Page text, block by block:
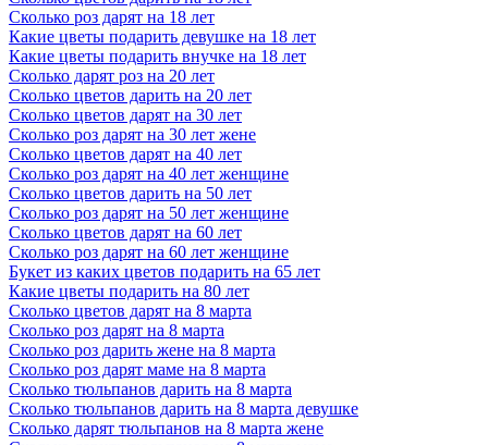
Сколько роз дарят на 18 лет
Какие цветы подарить девушке на 18 лет
Какие цветы подарить внучке на 18 лет
Сколько дарят роз на 20 лет
Сколько цветов дарить на 20 лет
Сколько цветов дарят на 30 лет
Сколько роз дарят на 30 лет жене
Сколько цветов дарят на 40 лет
Сколько роз дарят на 40 лет женщине
Сколько цветов дарить на 50 лет
Сколько роз дарят на 50 лет женщине
Сколько цветов дарят на 60 лет
Сколько роз дарят на 60 лет женщине
Букет из каких цветов подарить на 65 лет
Какие цветы подарить на 80 лет
Сколько цветов дарят на 8 марта
Сколько роз дарят на 8 марта
Сколько роз дарить жене на 8 марта
Сколько роз дарят маме на 8 марта
Сколько тюльпанов дарить на 8 марта
Сколько тюльпанов дарить на 8 марта девушке
Сколько дарят тюльпанов на 8 марта жене
красный гиацинт способен выразить многогранную и яр-кую
палитру любовных чувств — от только зарождающейся страсти
до прощальной нежности. Гиацинты желтого оттенка
символизируют ревность, обиду или недоумение. Синие
гиацинты в знак уважения, преданности и благодарности за
прожитые счастливые годы дарили друг другу супруги.
Прекрасный ароматный букет из гиацинтов не только украсит
дом, но и поможет вам выразить ваше чувства!
Что подарить?
Сколько цветов в букете можно дарить
Выбирая букет цветов в подарок, мы хотим порадовать
получательницу и донести ей свое отношения и пожелания. И
при выборе букета важное значение имеет количество цветов в
композиции. Прежде всего, помните о традиции дарить
нечетное количество цветов. Хотя, современная флористика
придерживается такого правила, что после двенадцатого
соцветия числовая символика не учитывается. Но всё же лучше
дарить нечетное количество цветов в букете, чтобы не оказаться
в неловкой ситуации. Если следовать правилам нумерологии, то
количество цветов в букете играет огромную роль. Раньше
этому уделялось большое внимание, но в современном мире